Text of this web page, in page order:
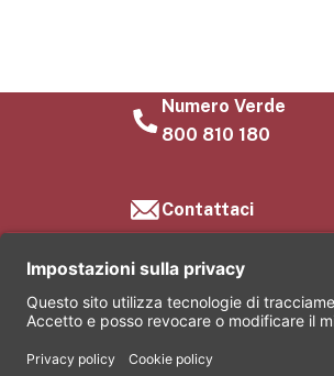
Numero Verde
800 810 180
Contattaci
©2026 Comas S.r.l. Società